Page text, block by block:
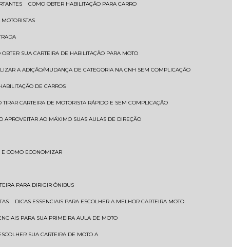
COMO OBTER HABILITAÇÃO PARA CARRO
OBTER SUA CARTEIRA DE HABILITAÇÃO PARA MOTO
A ADIÇÃO/MUDANÇA DE CATEGORIA NA CNH SEM COMPLICAÇÃO
DE CARROS
TIRAR CARTEIRA DE MOTORISTA RÁPIDO E SEM COMPLICAÇÃO
APROVEITAR AO MÁXIMO SUAS AULAS DE DIREÇÃO
E COMO ECONOMIZAR
PARA DIRIGIR ÔNIBUS
DICAS ESSENCIAIS PARA ESCOLHER A MELHOR CARTEIRA MOTO
PARA SUA PRIMEIRA AULA DE MOTO
SUA CARTEIRA DE MOTO A